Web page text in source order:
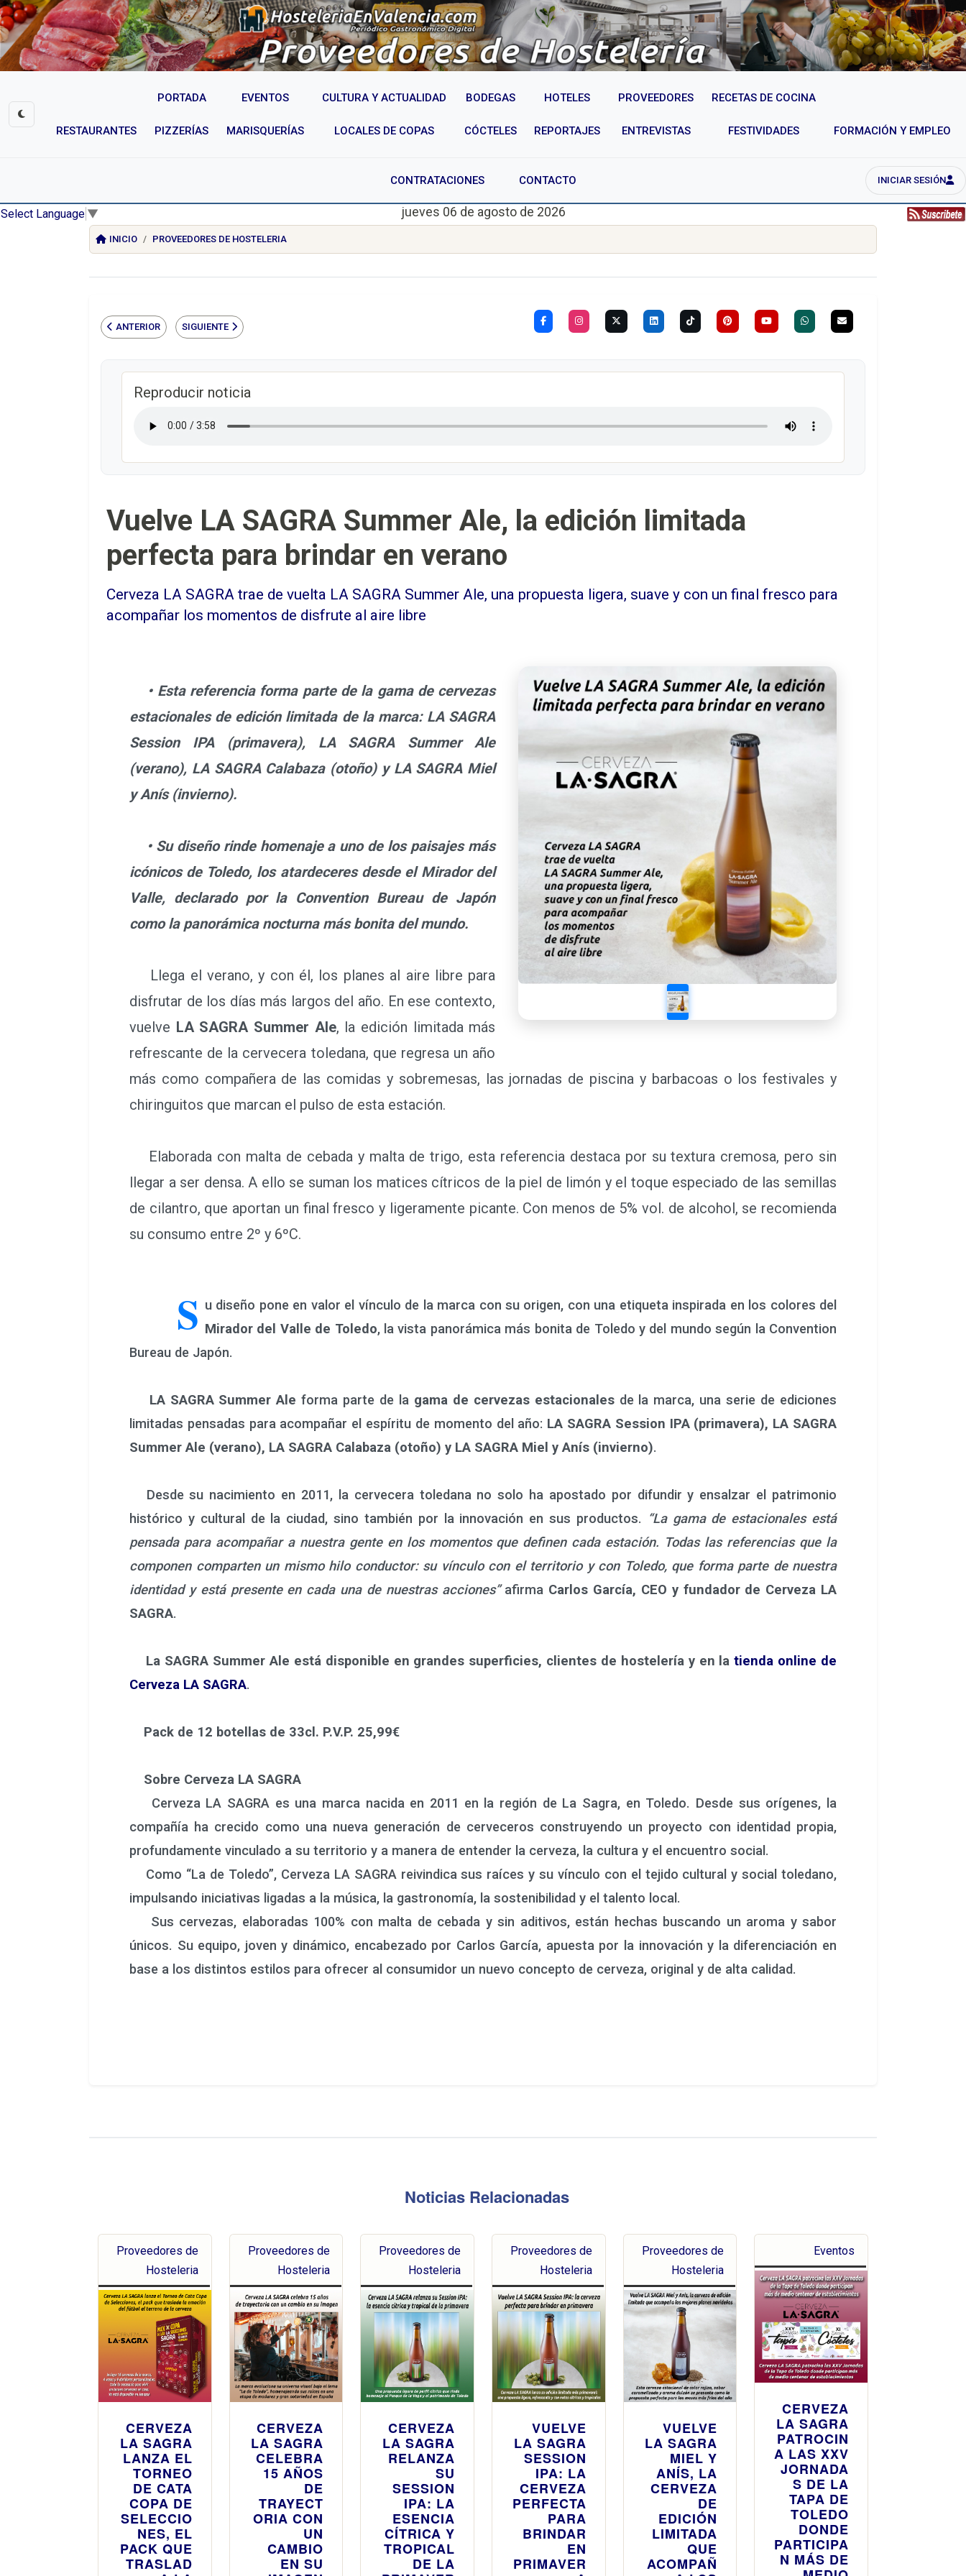
PORTADA EVENTOS CULTURA Y ACTUALIDAD BODEGAS HOTELES PROVEEDORES RECETAS DE COCINA
RESTAURANTES PIZZERÍAS MARISQUERÍAS LOCALES DE COPAS CÓCTELES REPORTAJES ENTREVISTAS FESTIVIDADES FORMACIÓN Y EMPLEO
CONTRATACIONES CONTACTO INICIAR SESIÓN
Select Language ▼ jueves 06 de agosto de 2026
INICIO PROVEEDORES DE HOSTELERIA
ANTERIOR SIGUIENTE
Reproducir noticia
Vuelve LA SAGRA Summer Ale, la edición limitada
perfecta para brindar en verano
Cerveza LA SAGRA trae de vuelta LA SAGRA Summer Ale, una propuesta ligera, suave y con un final fresco para
acompañar los momentos de disfrute al aire libre
• Esta referencia forma parte de la gama de cervezas
estacionales de edición limitada de la marca: LA SAGRA
Session IPA (primavera), LA SAGRA Summer Ale
(verano), LA SAGRA Calabaza (otoño) y LA SAGRA Miel
y Anís (invierno).
• Su diseño rinde homenaje a uno de los paisajes más
icónicos de Toledo, los atardeceres desde el Mirador del
Valle, declarado por la Convention Bureau de Japón
como la panorámica nocturna más bonita del mundo.
Llega el verano, y con él, los planes al aire libre para
disfrutar de los días más largos del año. En ese contexto,
vuelve LA SAGRA Summer Ale, la edición limitada más
refrescante de la cervecera toledana, que regresa un año
más como compañera de las comidas y sobremesas, las jornadas de piscina y barbacoas o los festivales y
chiringuitos que marcan el pulso de esta estación.
Elaborada con malta de cebada y malta de trigo, esta referencia destaca por su textura cremosa, pero sin
llegar a ser densa. A ello se suman los matices cítricos de la piel de limón y el toque especiado de las semillas
de cilantro, que aportan un final fresco y ligeramente picante. Con menos de 5% vol. de alcohol, se recomienda
su consumo entre 2º y 6ºC.
S u diseño pone en valor el vínculo de la marca con su origen, con una etiqueta inspirada en los colores del
Mirador del Valle de Toledo, la vista panorámica más bonita de Toledo y del mundo según la Convention
Bureau de Japón.
LA SAGRA Summer Ale forma parte de la gama de cervezas estacionalesde la marca, una serie de ediciones
limitadas pensadas para acompañar el espíritu de momento del año: LA SAGRA Session IPA (primavera), LA SAGRA
Summer Ale (verano), LA SAGRA Calabaza (otoño) y LA SAGRA Miel y Anís (invierno).
Desde su nacimiento en 2011, la cervecera toledana no solo ha apostado por difundir y ensalzar el patrimonio
histórico y cultural de la ciudad, sino también por la innovación en sus productos.
“La gama de estacionales está
pensada para acompañar a nuestra gente en los momentos que definen cada estación. Todas las referencias que la
componen comparten un mismo hilo conductor: su vínculo con el territorio y con Toledo, que forma parte de nuestra
identidad y está presente en cada una de nuestras acciones”afirma Carlos García, CEO y fundador de Cerveza LA
SAGRA.
La SAGRA Summer Ale está disponible en grandes superficies, clientes de hostelería y en la tienda online de
Cerveza LA SAGRA.
Pack de 12 botellas de 33cl. P.V.P. 25,99€
Sobre Cerveza LA SAGRA
Cerveza LA SAGRA es una marca nacida en 2011 en la región de La Sagra, en Toledo. Desde sus orígenes, la
compañía ha crecido como una nueva generación de cerveceros construyendo un proyecto con identidad propia,
profundamente vinculado a su territorio y a manera de entender la cerveza, la cultura y el encuentro social.
Como “La de Toledo”, Cerveza LA SAGRA reivindica sus raíces y su vínculo con el tejido cultural y social toledano,
impulsando iniciativas ligadas a la música, la gastronomía, la sostenibilidad y el talento local.
Sus cervezas, elaboradas 100% con malta de cebada y sin aditivos, están hechas buscando un aroma y sabor
únicos. Su equipo, joven y dinámico, encabezado por Carlos García, apuesta por la innovación y la diferenciación en
base a los distintos estilos para ofrecer al consumidor un nuevo concepto de cerveza, original y de alta calidad.
Noticias Relacionadas
Proveedores de
Hosteleria
CERVEZA
LA SAGRA
LANZA EL
TORNEO
DE CATA
COPA DE
SELECCIO
NES, EL
PACK QUE
TRASLAD
Proveedores de
Hosteleria
CERVEZA
LA SAGRA
CELEBRA
15 AÑOS
DE
TRAYECT
ORIA CON
UN
CAMBIO
EN SU
Proveedores de
Hosteleria
CERVEZA
LA SAGRA
RELANZA
SU
SESSION
IPA: LA
ESENCIA
CÍTRICA Y
TROPICAL
DE LA
Proveedores de
Hosteleria
VUELVE
LA SAGRA
SESSION
IPA: LA
CERVEZA
PERFECTA
PARA
BRINDAR
EN
PRIMAVER
Proveedores de
Hosteleria
VUELVE
LA SAGRA
MIEL Y
ANÍS, LA
CERVEZA
DE
EDICIÓN
LIMITADA
QUE
ACOMPAÑ
Eventos
CERVEZA
LA SAGRA
PATROCIN
A LAS XXV
JORNADA
S DE LA
TAPA DE
TOLEDO
DONDE
PARTICIPA
N MÁS DE